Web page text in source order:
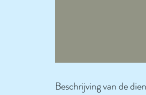
Beschrijving van de